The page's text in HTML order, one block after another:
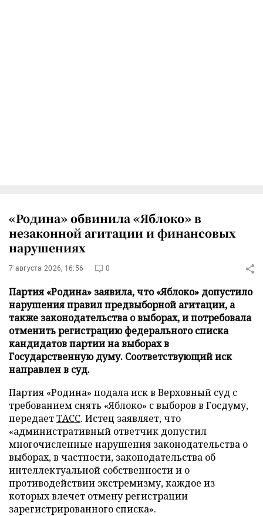
«Родина» обвинила «Яблоко» в
незаконной агитации и финансовых
нарушениях
7 августа 2026, 16:56 0
Партия «Родина» заявила, что «Яблоко» допустило
нарушения правил предвыборной агитации, а
также законодательства о выборах, и потребовала
отменить регистрацию федерального списка
кандидатов партии на выборах в
Государственную думу. Соответствующий иск
направлен в суд.
Партия «Родина» подала иск в Верховный суд с
требованием снять «Яблоко» с выборов в Госдуму,
передаетТАСС. Истец заявляет, что
«административный ответчик допустил
многочисленные нарушения законодательства о
выборах, в частности, законодательства об
интеллектуальной собственности и о
противодействии экстремизму, каждое из
которых влечет отмену регистрации
зарегистрированного списка».